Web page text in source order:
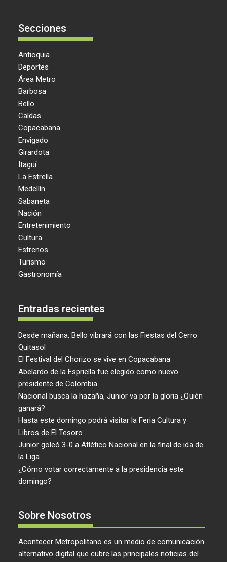
Secciones
Antioquia
Deportes
Área Metro
Barbosa
Bello
Caldas
Copacabana
Envigado
Girardota
Itaguí
La Estrella
Medellín
Sabaneta
Nación
Entretenimiento
Cultura
Estrenos
Turismo
Gastronomía
Entradas recientes
Desde mañana, Bello vibrará con las Fiestas del Cerro
Quitasol
El Festival del Chorizo se vive en Copacabana
Abelardo de la Espriella fue elegido como nuevo
presidente de Colombia
Nacional busca la hazaña, Junior va por la gloria ¿Quién
ganará?
Hasta este domingo podrá visitar la Feria Cultura y
Libros de El Tesoro
Junior goleó 3-0 a Atlético Nacional en la final de ida de
la Liga
¿Cómo votar correctamente a la presidencia este
domingo?
Sobre Nosotros
Acontecer Metropolitano es un medio de comunicación
alternativo digital que cubre las principales noticias del